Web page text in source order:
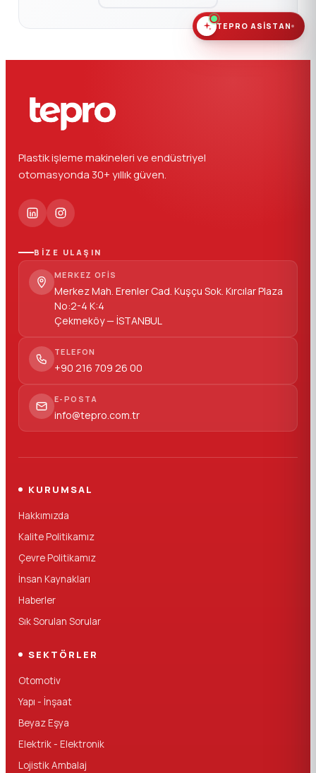
Plastik işleme makineleri ve endüstriyel
otomasyonda 30+ yıllık güven.
BİZE ULAŞIN
MERKEZ OFIS
Merkez Mah. Erenler Cad. Kuşçu Sok. Kırcılar Plaza
No:2-4 K:4
Çekmeköy — İSTANBUL
TELEFON
+90 216 709 26 00
E-POSTA
info@tepro.com.tr
KURUMSAL
Hakkımızda
Kalite Politikamız
Çevre Politikamız
İnsan Kaynakları
Haberler
Sık Sorulan Sorular
SEKTÖRLER
Otomotiv
Yapı - İnşaat
Beyaz Eşya
Elektrik - Elektronik
Lojistik Ambalaj
TEPRO ASISTAN